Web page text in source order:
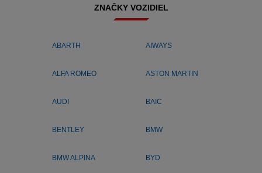
ZNAČKY VOZIDIEL
ABARTH AIWAYS
ALFA ROMEO ASTON MARTIN
AUDI BAIC
BENTLEY BMW
BMW ALPINA BYD